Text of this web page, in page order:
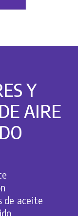
Y
AIRE
de aceite